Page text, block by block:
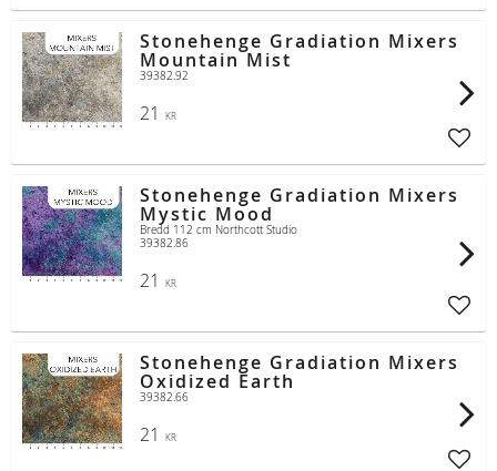
Stonehenge Gradiation Mixers
Mountain Mist
39382.92
21 KR
Stonehenge Gradiation Mixers
Mystic Mood
Bredd 112 cm Northcott Studio
39382.86
21 KR
Stonehenge Gradiation Mixers
Oxidized Earth
39382.66
21 KR